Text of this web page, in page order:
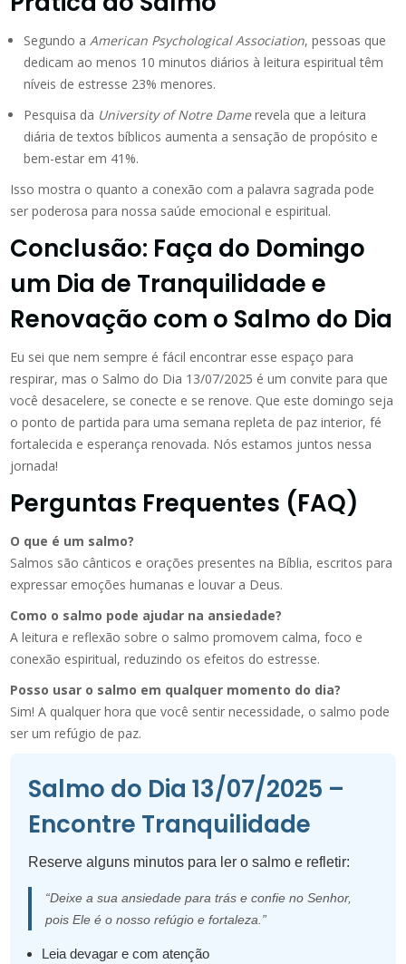
Segundo a American Psychological Association, pessoas que
dedicam ao menos 10 minutos diários à leitura espiritual têm
níveis de estresse 23% menores.
Pesquisa da University of Notre Damerevela que a leitura
diária de textos bíblicos aumenta a sensação de propósito e
bem-estar em 41%.
Isso mostra o quanto a conexão com a palavra sagrada pode
ser poderosa para nossa saúde emocional e espiritual.
Conclusão: Faça do Domingo
um Dia de Tranquilidade e
Renovação com o Salmo do Dia
Eu sei que nem sempre é fácil encontrar esse espaço para
respirar, mas o Salmo do Dia 13/07/2025 é um convite para que
você desacelere, se conecte e se renove. Que este domingo seja
o ponto de partida para uma semana repleta de paz interior, fé
fortalecida e esperança renovada. Nós estamos juntos nessa
jornada!
Perguntas Frequentes (FAQ)
O que é um salmo?
Salmos são cânticos e orações presentes na Bíblia, escritos para
expressar emoções humanas e louvar a Deus.
Como o salmo pode ajudar na ansiedade?
A leitura e reflexão sobre o salmo promovem calma, foco e
conexão espiritual, reduzindo os efeitos do estresse.
Posso usar o salmo em qualquer momento do dia?
Sim! A qualquer hora que você sentir necessidade, o salmo pode
ser um refúgio de paz.
Salmo do Dia 13/07/2025 –
Encontre Tranquilidade
Reserve alguns minutos para ler o salmo e refletir:
“Deixe a sua ansiedade para trás e confie no Senhor,
pois Ele é o nosso refúgio e fortaleza.”
Leia devagar e com atenção